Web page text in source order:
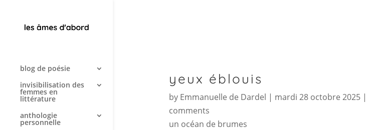
blog de poésie
invisibilisation des
femmes en
littérature
anthologie
personnelle
yeux éblouis
by Emmanuelle de Dardel | mardi 28 octobre 2025|
comments
un océan de brumes